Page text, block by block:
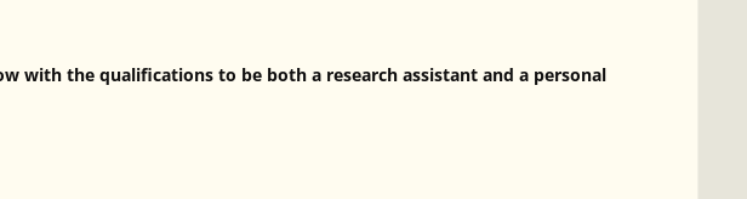
with the qualifications to be both a research assistant and a personal